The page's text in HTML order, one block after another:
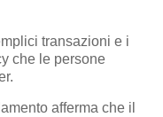
transazioni e i
che le persone
afferma che il